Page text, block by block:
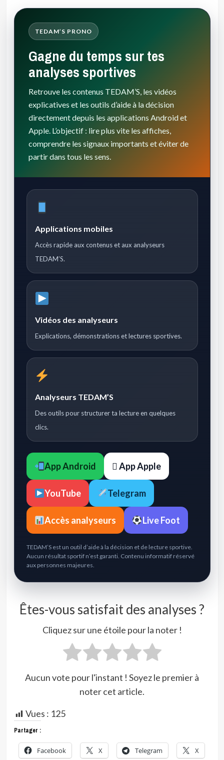
TEDAM’S PRONO
Gagne du temps sur tes
analyses sportives
Retrouve les contenus TEDAM’S, les vidéos
explicatives et les outils d’aide à la décision
directement depuis les applications Android et
Apple. L’objectif : lire plus vite les affiches,
comprendre les signaux importants et éviter de
partir dans tous les sens.
Applications mobiles
Accès rapide aux contenus et aux analyseurs
TEDAM’S.
Vidéos des analyseurs
Explications, démonstrations et lectures sportives.
Analyseurs TEDAM’S
Des outils pour structurer ta lecture en quelques
clics.
App Android  App Apple
YouTube Telegram
Accès analyseurs Live Foot
TEDAM’S est un outil d’aide à la décision et de lecture sportive.
Aucun résultat sportif n’est garanti. Contenu informatif réservé
aux personnes majeures.
Êtes-vous satisfait des analyses ?
Cliquez sur une étoile pour la noter !
Aucun vote pour l'instant ! Soyez le premier à
noter cet article.
Vues : 125
Partager :
Facebook X Telegram X